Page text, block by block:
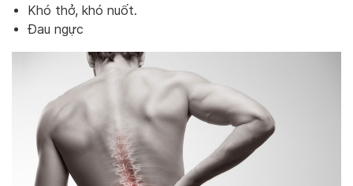
Khó thở, khó nuốt.
Đau ngực